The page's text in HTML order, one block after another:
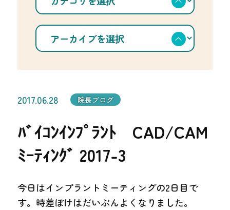
ゴ
リ
を
選
ア
カ
イ
を
2017.06.28 院長ブログ
ﾊﾞｲｺﾝｲﾝﾌﾟﾗﾝﾄ CAD/CAM
ﾐｰﾃｨﾝｸﾞ 2017-3
今日はインプラントミーティングの2日目で
す。時差ぼけはだいぶんよくなりました。